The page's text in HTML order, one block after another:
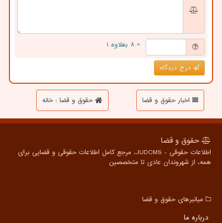
= ۸ بعلاوه ۱
درج دیدگاه
اخبار حقوق و قضا حقوق و قضا : خانه
حقوق و قضا
اطلاعات حقوقی - JUDCMS، مرجع کامل اطلاعات حقوقی و قضایی برای
همه، از شهروندان عادی تا متخصصین
میانبرهای حقوق و قضا
درباره ما